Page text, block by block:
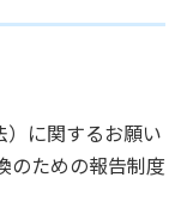
）に関するお願い
のための報告制度